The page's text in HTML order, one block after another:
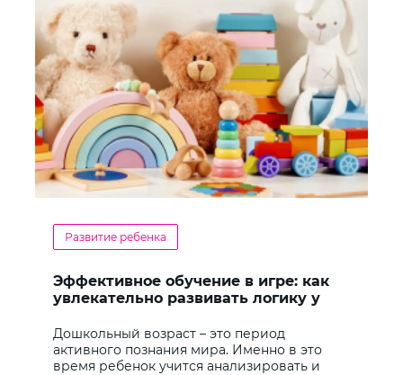
Развитие ребенка
Эффективное обучение в игре: как
увлекательно развивать логику у
Дошкольный возраст – это период
активного познания мира. Именно в это
время ребенок учится анализировать и